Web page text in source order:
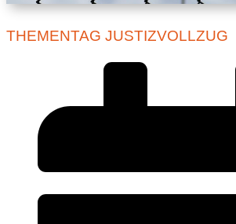
THEMENTAG JUSTIZVOLLZUG